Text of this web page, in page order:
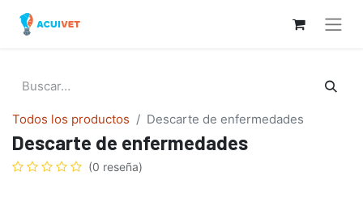
Todos los productos Descarte de enfermedades
Descarte de enfermedades
(0 reseña)